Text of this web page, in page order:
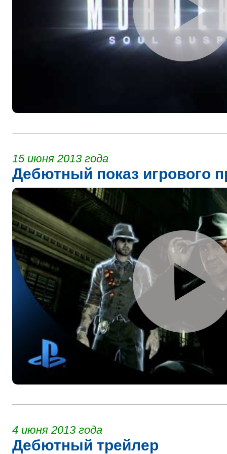
15 июня 2013 года
Дебютный показ игрового
4 июня 2013 года
Дебютный трейлер